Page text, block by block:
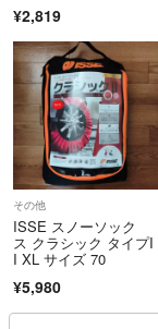
¥2,819
その他
ISSE スノーソック
ス クラシック タイプI
I XL サイズ 70
¥5,980